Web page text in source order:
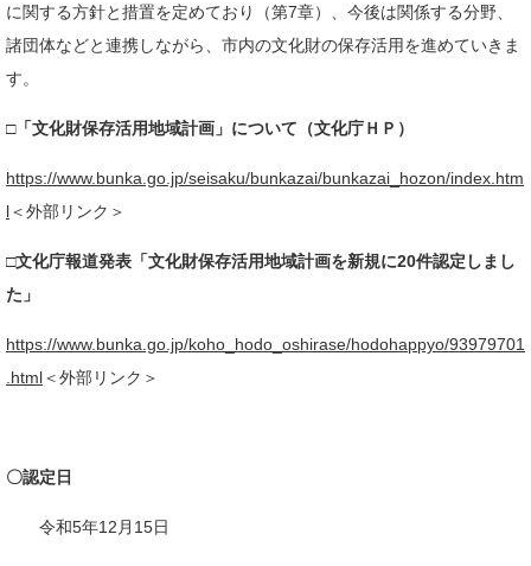
に関する方針と措置を定めており（第7章）、今後は関係する分野、
諸団体などと連携しながら、市内の文化財の保存活用を進めていきま
す。
□「文化財保存活用地域計画」について（文化庁ＨＰ）
https://www.bunka.go.jp/seisaku/bunkazai/bunkazai_hozon/index.htm
l＜外部リンク＞
□文化庁報道発表「文化財保存活用地域計画を新規に20件認定しまし
た」
https://www.bunka.go.jp/koho_hodo_oshirase/hodohappyo/93979701
.html＜外部リンク＞
〇認定日
令和5年12月15日